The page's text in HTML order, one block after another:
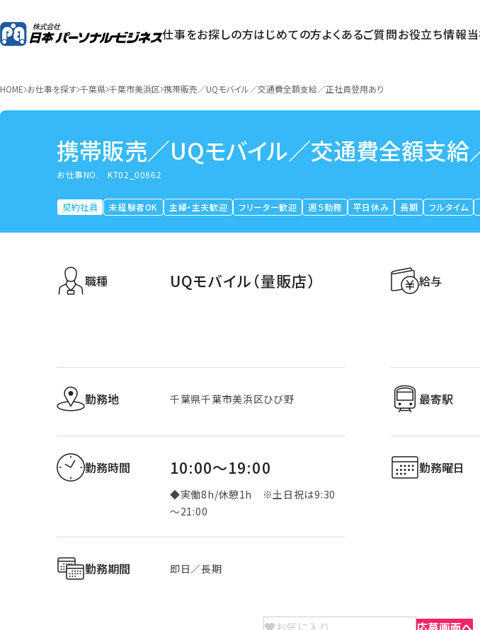
仕事をお探しの方はじめての方よくあるご質問お役立ち情報
HOME お仕事を探す 千葉県 千葉市美浜区 携帯販売／UQモバイル／交通費全額支給／正社員登用あり
携帯販売／UQモバイル／交通費全額支給
お仕事NO.KT02_00862
契約社員 未経験者OK 主婦・主夫歓迎 フリーター歓迎 週５勤務 平日休み 長期 フルタイム
職種 UQモバイル（量販店） 給与
勤務地 千葉県千葉市美浜区ひび野 最寄駅
勤務時間 10:00～19:00
◆実働8h/休憩1h ※土日祝は9:30
～21:00
勤務曜日
勤務期間 即日／長期